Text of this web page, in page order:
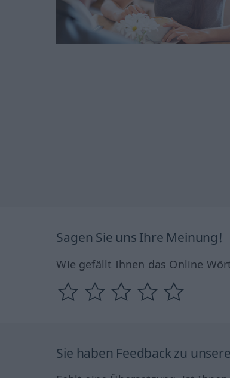
Sagen Sie uns Ihre Meinung!
Wie gefällt Ihnen das Online
Sie haben Feedback zu